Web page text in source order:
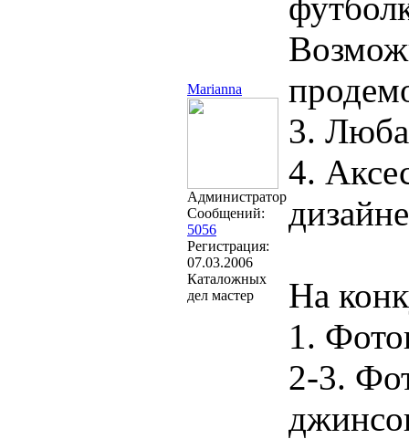
Marianna
Администратор
Сообщений:
5056
Регистрация:
07.03.2006
Каталожных
дел мастер
3.
4.
На
1.
2-3.